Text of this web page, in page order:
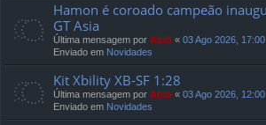
Hamon é coroado campeão
GT Asia
Última mensagem por Abib « 03 Ago 2026, 17:00
Enviado em Novidades
Kit Xbility XB-SF 1:28
Última mensagem por Abib « 03 Ago 2026, 12:00
Enviado em Novidades